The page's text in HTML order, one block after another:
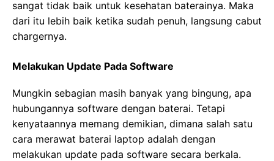
sangat tidak baik untuk kesehatan baterainya. Maka
dari itu lebih baik ketika sudah penuh, langsung cabut
chargernya.
Melakukan Update Pada Software
Mungkin sebagian masih banyak yang bingung, apa
hubungannya software dengan baterai. Tetapi
kenyataannya memang demikian, dimana salah satu
cara merawat baterai laptop adalah dengan
melakukan update pada software secara berkala.